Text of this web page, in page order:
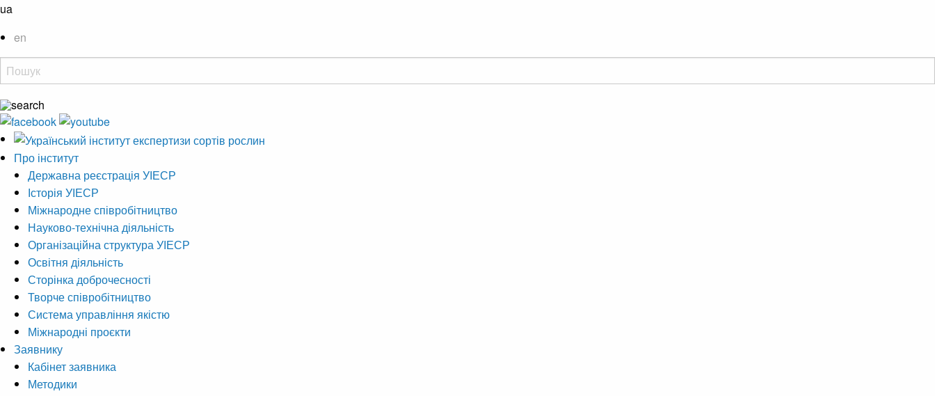
ua
en
Про інститут
Державна реєстрація УІЕСР
Історія УІЕСР
Міжнародне співробітництво
Науково-технічна діяльність
Організаційна структура УІЕСР
Освітня діяльність
Сторінка доброчесності
Творче співробітництво
Система управління якістю
Міжнародні проєкти
Заявнику
Кабінет заявника
Методики